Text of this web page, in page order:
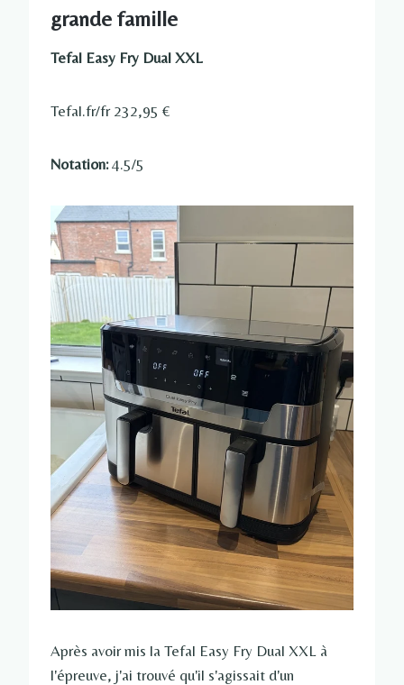
grande famille
Tefal Easy Fry Dual XXL
Tefal.fr/fr 232,95 €
Notation:4.5/5
Après avoir mis la Tefal Easy Fry Dual XXL à
l'épreuve, j'ai trouvé qu'il s'agissait d'un